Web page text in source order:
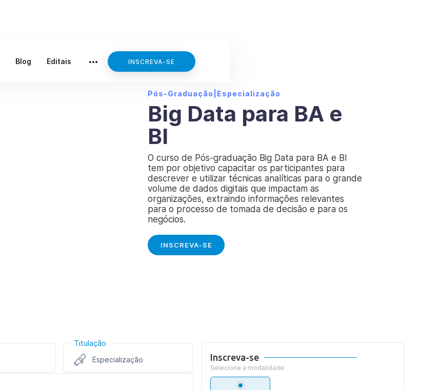
Blog Editais INSCREVA-SE
Pós-Graduação Especialização
Big Data para BA e
BI
O curso de Pós-graduação Big Data para BA e BI
tem por objetivo capacitar os participantes para
descrever e utilizar técnicas analíticas para o grande
volume de dados digitais que impactam as
organizações, extraindo informações relevantes
para o processo de tomada de decisão e para os
negócios.
INSCREVA-SE
Titulação
Especialização Inscreva-se
Selecione a modalidade: